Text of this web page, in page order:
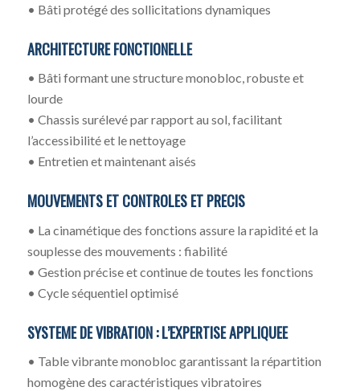
• Bâti protégé des sollicitations dynamiques
ARCHITECTURE FONCTIONELLE
• Bâti formant une structure monobloc, robuste et
lourde
• Chassis surélevé par rapport au sol, facilitant
l’accessibilité et le nettoyage
• Entretien et maintenant aisés
MOUVEMENTS ET CONTROLES ET PRECIS
• La cinamétique des fonctions assure la rapidité et la
souplesse des mouvements : fiabilité
• Gestion précise et continue de toutes les fonctions
• Cycle séquentiel optimisé
SYSTEME DE VIBRATION : L’EXPERTISE APPLIQUEE
• Table vibrante monobloc garantissant la répartition
homogène des caractéristiques vibratoires